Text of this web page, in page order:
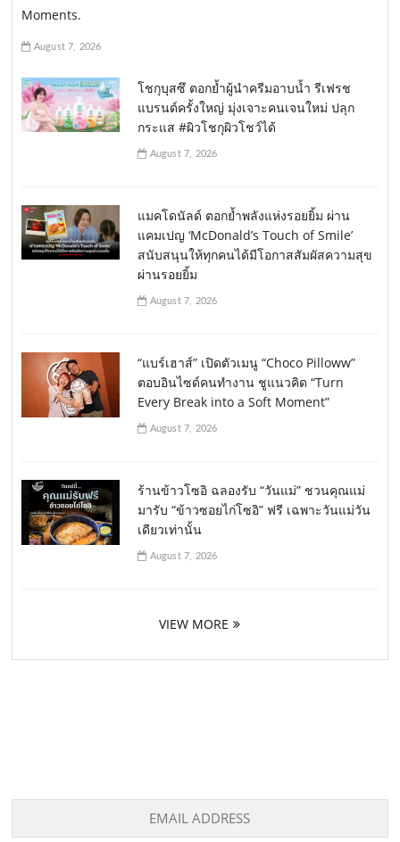
Moments.
August 7, 2026
โชกุบุสซึ ตอกย้ำผู้นำครีมอาบน้ำ รีเฟรช
แบรนด์ครั้งใหญ่ มุ่งเจาะคนเจนใหม่ ปลุก
กระแส #ผิวโชกุผิวโชว์ได้
August 7, 2026
แมคโดนัลด์ ตอกย้ำพลังแห่งรอยยิ้ม ผ่าน
แคมเปญ ‘McDonald’s Touch of Smile’
สนับสนุนให้ทุกคนได้มีโอกาสสัมผัสความสุข
ผ่านรอยยิ้ม
August 7, 2026
“แบร์เฮาส์” เปิดตัวเมนู “Choco Pilloww”
ตอบอินไซด์คนทำงาน ชูแนวคิด “Turn
Every Break into a Soft Moment”
August 7, 2026
ร้านข้าวโซอิ ฉลองรับ “วันแม่” ชวนคุณแม่
มารับ “ข้าวซอยไก่โซอิ” ฟรี เฉพาะวันแม่วัน
เดียวเท่านั้น
August 7, 2026
VIEW MORE